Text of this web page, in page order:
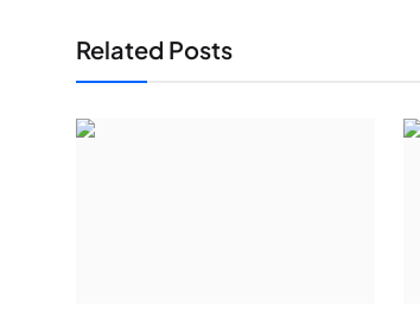
Related Posts